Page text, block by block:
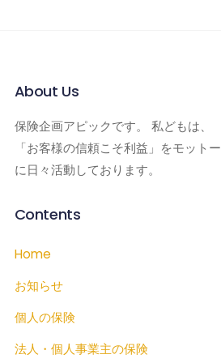
About Us
保険企画アピックです。 私どもは、
「お客様の信頼こそ利益」をモットー
に日々活動しております。
Contents
Home
お知らせ
個人の保険
法人・個人事業主の保険